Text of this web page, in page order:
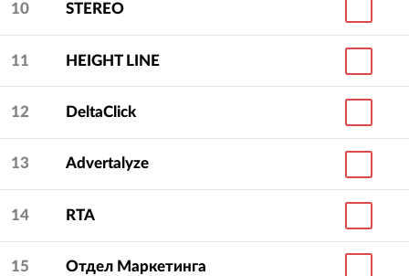
10 STEREO
11 HEIGHT LINE
12 DeltaClick
13 Advertalyze
14 RTA
15 Отдел Маркетинга